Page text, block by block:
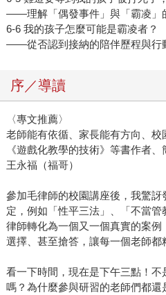
——理解「偶發事件」與「霸凌」
6-6 我的孩子怎麼可能是霸凌者？
——從否認到接納的陪伴歷程與行
序／導讀
〈專文推薦〉
老師能有依循、家長能有方向、校
《遊戲化教學的技術》等書作者
王永福（福哥）
參加毛律師的校園講座後，我驚訝
定，例如「性平三法」、「不當
律師轉化為一個又一個真實的案例
選擇、甚至搶答，讓每一個老師都
看一下時間，現在是下午三點！
嗎？為什麼參與研習的老師們都